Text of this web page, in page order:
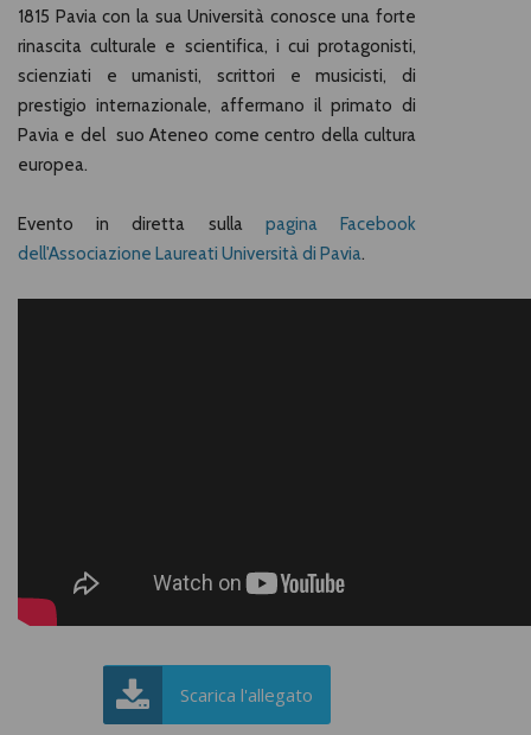
1815 Pavia con la sua Università conosce una forte
rinascita culturale e scientifica, i cui protagonisti,
scienziati e umanisti, scrittori e musicisti, di
prestigio internazionale, affermano il primato di
Pavia e del suo Ateneo come centro della cultura
europea.
Evento in diretta sulla pagina Facebook
dell'Associazione Laureati Università di Pavia.
Scarica l'allegato